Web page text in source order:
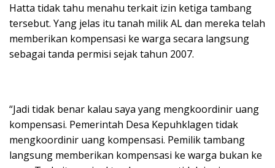
Hatta tidak tahu menahu terkait izin ketiga tambang
tersebut. Yang jelas itu tanah milik AL dan mereka telah
memberikan kompensasi ke warga secara langsung
sebagai tanda permisi sejak tahun 2007.
“Jadi tidak benar kalau saya yang mengkoordinir uang
kompensasi. Pemerintah Desa Kepuhklagen tidak
mengkoordinir uang kompensasi. Pemilik tambang
langsung memberikan kompensasi ke warga bukan ke